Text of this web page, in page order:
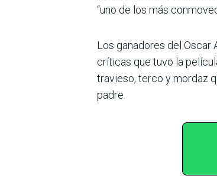
“uno de los más
Los ganadores del Oscar
críticas que tuvo la
travieso, terco y mordaz
padre.